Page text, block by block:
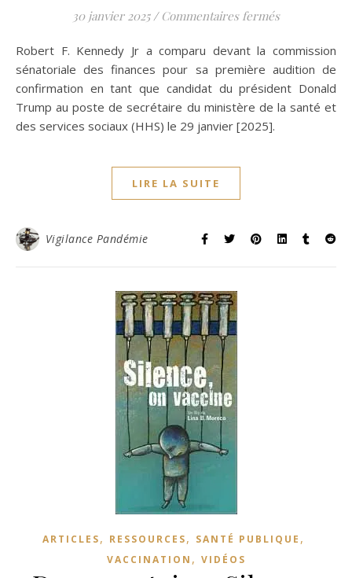
30 janvier 2025 / Commentaires ferméssur Cinq
Robert F. Kennedy Jr a comparu devant la commission
sénatoriale des finances pour sa première audition de
confirmation en tant que candidat du président Donald
Trump au poste de secrétaire du ministère de la santé et
des services sociaux (HHS) le 29 janvier [2025].
LIRE LA SUITE
Vigilance Pandémie
ARTICLES, RESSOURCES, SANTÉ PUBLIQUE ,
VACCINATION , VIDÉOS